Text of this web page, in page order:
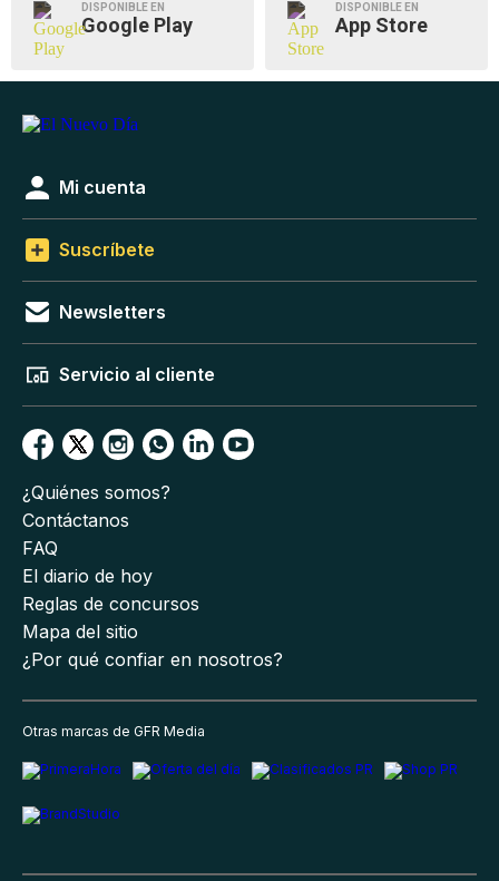
DISPONIBLE EN
Google Play
DISPONIBLE EN
App Store
Mi cuenta
Suscríbete
Newsletters
Servicio al cliente
¿Quiénes somos?
Contáctanos
FAQ
El diario de hoy
Reglas de concursos
Mapa del sitio
¿Por qué confiar en nosotros?
Otras marcas de GFR Media